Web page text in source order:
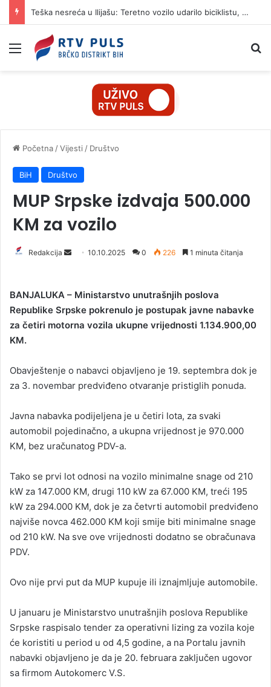
Teška nesreća u Ilijašu: Teretno vozilo udarilo biciklistu, 75-godišnjak zadržan u bolnici
Izbornik
Početna /Vijesti / Društvo
BiH Društvo
MUP Srpske izdvaja 500.000
KM za vozilo
Redakcija
d
a
n
a
i
10.10.2025 0 226 1 minuta čitanja
BANJALUKA – Ministarstvo unutrašnjih poslova
Republike Srpske pokrenulo je postupak javne nabavke
za četiri motorna vozila ukupne vrijednosti 1.134.900,00
KM.
Obavještenje o nabavci objavljeno je 19. septembra dok je
za 3. novembar predviđeno otvaranje pristiglih ponuda.
Javna nabavka podijeljena je u četiri lota, za svaki
automobil pojedinačno, a ukupna vrijednost je 970.000
KM, bez uračunatog PDV-a.
Tako se prvi lot odnosi na vozilo minimalne snage od 210
kW za 147.000 KM, drugi 110 kW za 67.000 KM, treći 195
kW za 294.000 KM, dok je za četvrti automobil predviđeno
najviše novca 462.000 KM koji smije biti minimalne snage
od 210 kW. Na sve ove vrijednosti dodatno se obračunava
PDV.
Ovo nije prvi put da MUP kupuje ili iznajmljuje automobile.
U januaru je Ministarstvo unutrašnjih poslova Republike
Srpske raspisalo tender za operativni lizing za vozila koje
će koristiti u period u od 4,5 godine, a na Portalu javnih
nabavki objavljeno je da je 20. februara zaključen ugovor
sa firmom Autokomerc V.S.